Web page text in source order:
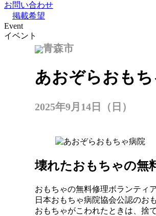
お問い合わせ
掲載希望
Event
イベント
青森市
あおぞらおもち
2025年9月14日（日）
壊れたおもちゃの無
おもちゃの無料修理ボランティ
日本おもちゃ病院協会公認のお
おもちゃがこわれたときは、捨